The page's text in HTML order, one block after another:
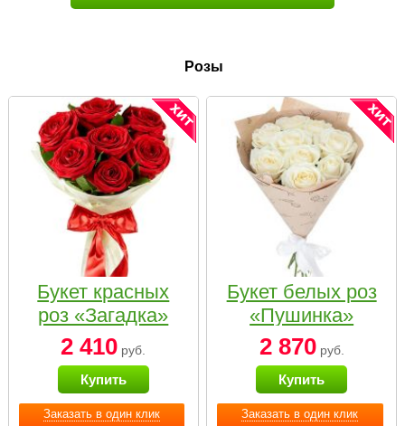
Розы
Заказать в один клик
Букет красных
роз «Загадка»
2 410 руб.
Купить
Заказать в один клик
Букет белых роз
«Пушинка»
2 870руб.
Купить